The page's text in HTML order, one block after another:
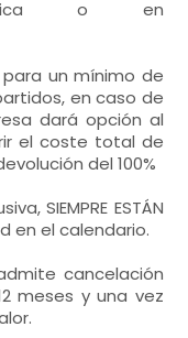
o en
un mínimo de
en caso de
dará opción al
el coste total de
del 100%
SIEMPRE ESTÁN
en el calendario.
cancelación
meses y una vez